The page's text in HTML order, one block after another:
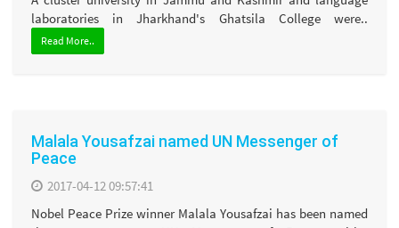
laboratories in Jharkhand's Ghatsila College were..
Read More..
Malala Yousafzai named UN Messenger of
Peace
2017-04-12 09:57:41
Nobel Peace Prize winner Malala Yousafzai has been named